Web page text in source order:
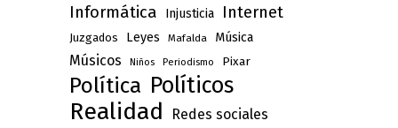
Informática Injusticia Internet
Juzgados Leyes Mafalda Música
Músicos Niños Periodismo Pixar
Política Políticos
Realidad Redes sociales